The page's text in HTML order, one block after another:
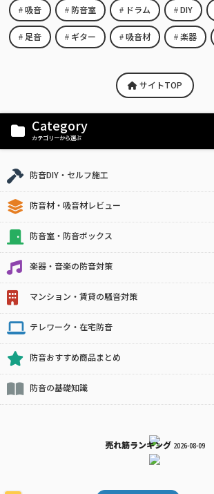
吸音 防音室 ドラム DIY
足音 ギター 吸音材 楽器
サイトTOP
Category
カテゴリーから選ぶ
防音DIY・セルフ施工
防音材・吸音材レビュー
防音室・防音ボックス
楽器・音楽の防音対策
マンション・賃貸の騒音対策
テレワーク・在宅防音
防音おすすめ商品まとめ
防音の基礎知識
売れ筋ランキング 2026-08-09